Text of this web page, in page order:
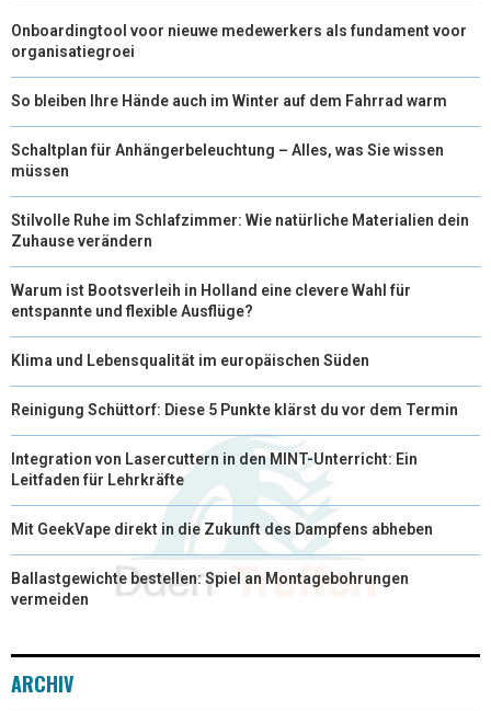
Onboardingtool voor nieuwe medewerkers als fundament voor
organisatiegroei
So bleiben Ihre Hände auch im Winter auf dem Fahrrad warm
Schaltplan für Anhängerbeleuchtung – Alles, was Sie wissen
müssen
Stilvolle Ruhe im Schlafzimmer: Wie natürliche Materialien dein
Zuhause verändern
Warum ist Bootsverleih in Holland eine clevere Wahl für
entspannte und flexible Ausflüge?
Klima und Lebensqualität im europäischen Süden
Reinigung Schüttorf: Diese 5 Punkte klärst du vor dem Termin
Integration von Lasercuttern in den MINT-Unterricht: Ein
Leitfaden für Lehrkräfte
Mit GeekVape direkt in die Zukunft des Dampfens abheben
Ballastgewichte bestellen: Spiel an Montagebohrungen
vermeiden
ARCHIV